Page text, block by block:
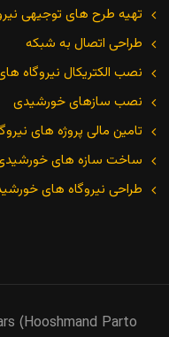
تهیه طرح های توجیهی
طراحی اتصال به شبکه
نصب الکتریکال نیروگاه
نصب سازهای خورشیدی
تامین مالی پروژه های
ساخت سازه های
طراحی نیروگاه های
(Hooshmand Parto